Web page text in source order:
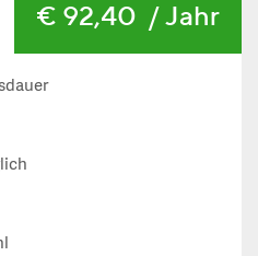
€ 92,40 / Jahr